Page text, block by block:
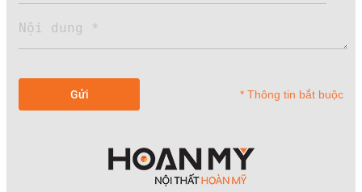
* Thông tin bắt buộc